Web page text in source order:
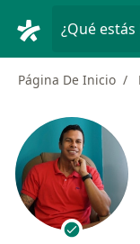
¿Qué
Página De Inicio